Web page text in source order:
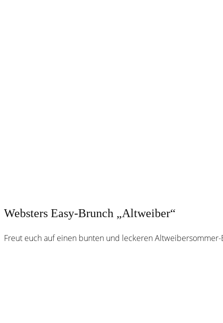
Websters Easy-Brunch „Altweiber“
Freut euch auf einen bunten und leckeren